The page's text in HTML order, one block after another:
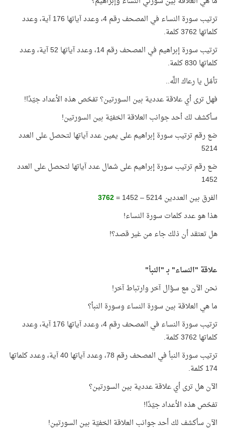
ترتيب سورة النساء في المصحف رقم 4، وعدد آياتها 176 آية، وعدد
كلماتها 3762 كلمة.
ترتيب سورة إبراهيم في المصحف رقم 14، وعدد آياتها 52 آية، وعدد
كلماتها 830 كلمة.
تأمّل يا رعاك اللَّه..
فهل ترى أي علاقة عددية بين السورتين؟ تفحّص هذه الأعداد جيّدًا!
سأكشف لك أحد جوانب العلاقة الخفيّة بين السورتين!
ضع رقم ترتيب سورة إبراهيم على يمين عدد آياتها لتحصل على العدد
5214
ضع رقم ترتيب سورة إبراهيم على شمال عدد آياتها لتحصل على العدد
1452
الفرق بين العددين 5214 – 1452 =
3762
هذا هو عدد كلمات سورة النساء!
هل تعتقد أن ذلك جاء من غير قصد؟!
علاقة "النساء" بـ "النبأ"
نحن الآن مع سؤال آخر وارتباط آخر!
ما هي العلاقة بين سورة النساء وسورة النبأ؟
ترتيب سورة النساء في المصحف رقم 4، وعدد آياتها 176 آية، وعدد
كلماتها 3762 كلمة.
ترتيب سورة النبأ في المصحف رقم 78، وعدد آياتها 40 آية، وعدد كلماتها
174 كلمة.
الآن هل ترى أي علاقة عددية بين السورتين؟
تفحّص هذه الأعداد جيّدًا!
الآن سأكشف لك أحد جوانب العلاقة الخفيّة بين السورتين!